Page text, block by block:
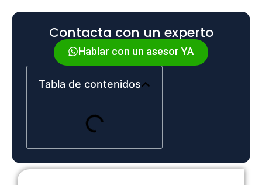
Contacta con un experto
Hablar con un asesor YA
Tabla de contenidos